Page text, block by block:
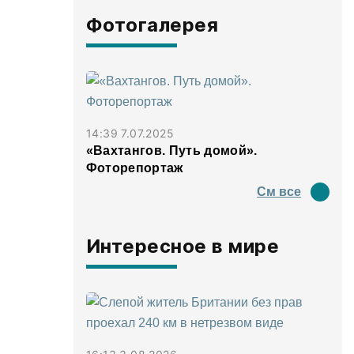
Фотогалерея
14:39 7.07.2025
«Вахтангов. Путь домой».
Фоторепортаж
См все
Интересное в мире